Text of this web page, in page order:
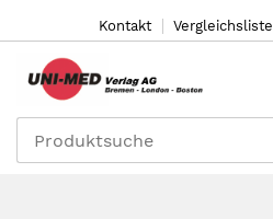
Inhalt
Kontakt Vergleichsliste